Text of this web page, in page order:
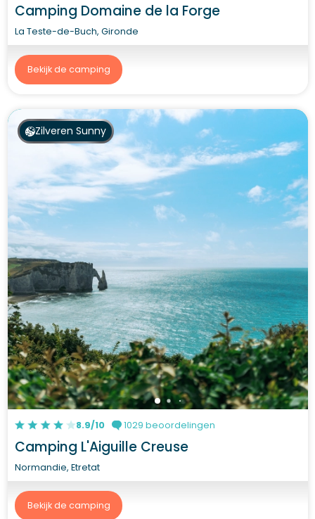
Camping Domaine de la Forge
La Teste-de-Buch, Gironde
Bekijk de camping
Zilveren Sunny
8.9/10 1029 beoordelingen
Camping L'Aiguille Creuse
Normandie, Etretat
Bekijk de camping